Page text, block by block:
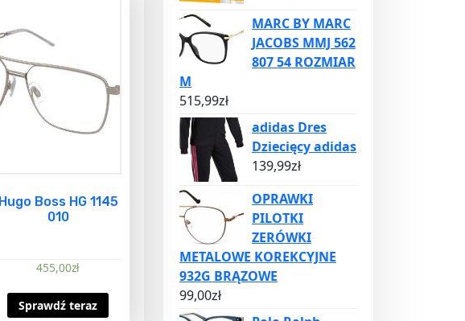
Hugo Boss HG 1145
010
455,00zł
Sprawdź teraz
MARC BY MARC
JACOBS MMJ 562
807 54 ROZMIAR
M
515,99zł
adidas Dres
Dziecięcy adidas
139,99zł
OPRAWKI
PILOTKI
ZERÓWKI
METALOWE KOREKCYJNE
932G BRĄZOWE
99,00zł